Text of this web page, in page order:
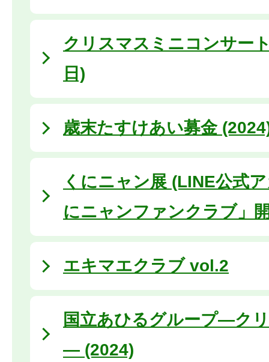
クリスマスミニコンサー
日)
歳末たすけあい募金
くにニャン展 (LINE公式
にニャンファンクラブ」
エキマエクラブ vol.2
国立あひるグループ―ク
― (2024)